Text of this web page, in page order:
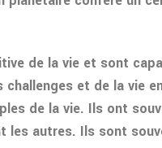
de la vie et sont
et de la vie
de la vie. Ils ont
autres. Ils sont